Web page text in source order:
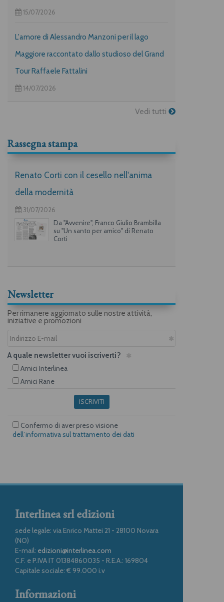
15/07/2026
L'amore di Alessandro Manzoni per il lago
Maggiore raccontato dallo studioso del Grand
Tour Raffaele Fattalini
14/07/2026
Vedi tutti
Rassegna stampa
Renato Corti con il cesello nell'anima
della modernità
31/07/2026
Da "Avvenire", Franco Giulio Brambilla
su "Un santo per amico" di Renato
Corti
Newsletter
Per rimanere aggiornato sulle nostre attività,
iniziative e promozioni
A quale newsletter vuoi iscriverti?
Amici Interlinea
Amici Rane
ISCRIVITI
Confermo di aver preso visione
dell’informativa sul trattamento dei dati
Interlinea srl edizioni
sede legale: via Enrico Mattei 21 - 28100 Novara
(NO)
E-mail: edizioni@interlinea.com
C.F. e P.IVA IT 01384860035 - R.E.A.: 169804
Capitale sociale: € 99.000 i.v
Informazioni